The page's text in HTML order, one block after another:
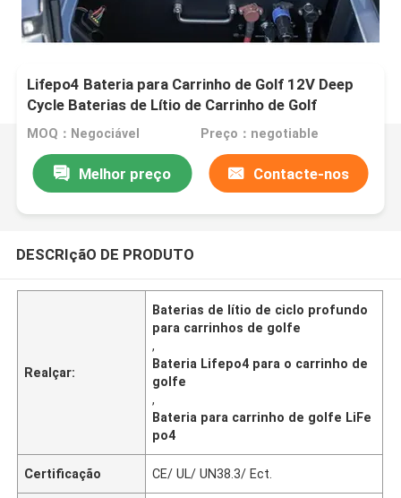
Lifepo4 Bateria para Carrinho de Golf 12V Deep
Cycle Baterias de Lítio de Carrinho de Golf
MOQ：Negociável Preço：negotiable
Melhor preço Contacte-nos
DESCRIçãO DE PRODUTO
Realçar:
Baterias de lítio de ciclo profundo
para carrinhos de golfe
,
Bateria Lifepo4 para o carrinho de
golfe
,
Bateria para carrinho de golfe LiFe
po4
Certificação CE/ UL/ UN38.3/ Ect.